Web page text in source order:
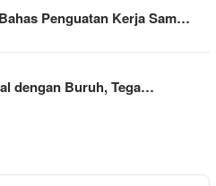
Penguatan Kerja Sam…
dengan Buruh, Tega…